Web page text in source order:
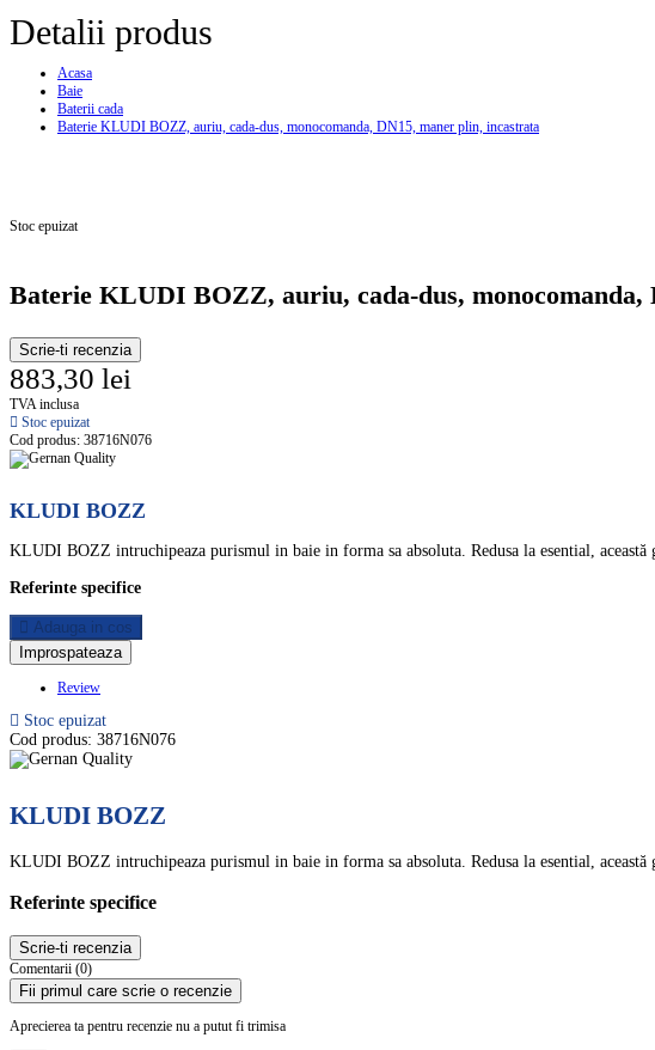
Detalii produs
Acasa
Baie
Baterii cada
Baterie KLUDI BOZZ, auriu, cada-dus, monocomanda, DN15, maner plin, incastrata
Stoc epuizat
Baterie KLUDI BOZZ, auriu, cada-dus, monocomanda,
Scrie-ti recenzia
883,30 lei
TVA inclusa
Stoc epuizat
Cod produs: 38716N076
KLUDI BOZZ
KLUDI BOZZ intruchipeaza purismul in baie in forma sa absoluta. Redusa la esential, această
Referinte specifice
Adauga in cos
Review
Stoc epuizat
Cod produs: 38716N076
KLUDI BOZZ
KLUDI BOZZ intruchipeaza purismul in baie in forma sa absoluta. Redusa la esential, această
Referinte specifice
Scrie-ti recenzia
Comentarii (0)
Fii primul care scrie o recenzie
Aprecierea ta pentru recenzie nu a putut fi trimisa